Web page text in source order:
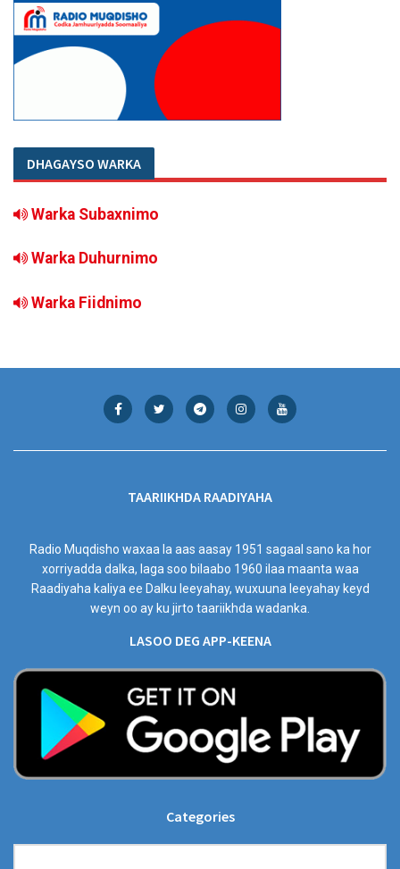
DHAGAYSO WARKA
Warka Subaxnimo
Warka Duhurnimo
Warka Fiidnimo
TAARIIKHDA RAADIYAHA
Radio Muqdisho waxaa la aas aasay 1951 sagaal sano ka hor
xorriyadda dalka, laga soo bilaabo 1960 ilaa maanta waa
Raadiyaha kaliya ee Dalku leeyahay, wuxuuna leeyahay keyd
weyn oo ay ku jirto taariikhda wadanka.
LASOO DEG APP-KEENA
Categories